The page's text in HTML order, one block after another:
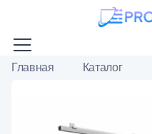
Главная Каталог